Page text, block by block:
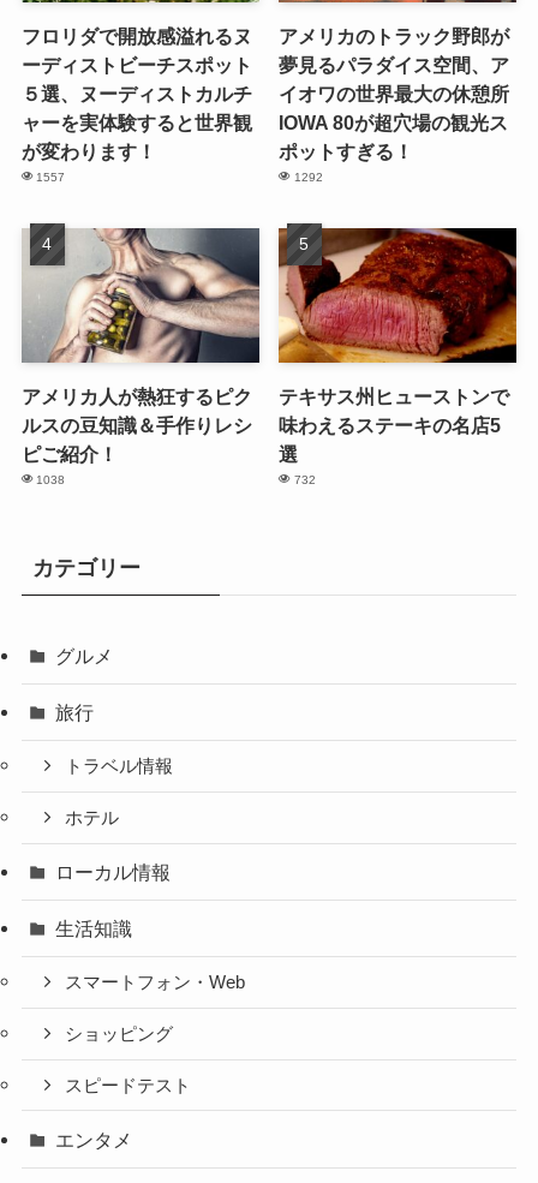
フロリダで開放感溢れるヌ
ーディストビーチスポット
５選、ヌーディストカルチ
ャーを実体験すると世界観
が変わります！
1557
アメリカのトラック野郎が
夢見るパラダイス空間、ア
イオワの世界最大の休憩所
IOWA 80が超穴場の観光ス
ポットすぎる！
1292
アメリカ人が熱狂するピク
ルスの豆知識＆手作りレシ
ピご紹介！
1038
テキサス州ヒューストンで
味わえるステーキの名店5
選
732
カテゴリー
グルメ
旅行
トラベル情報
ホテル
ローカル情報
生活知識
スマートフォン・Web
ショッピング
スピードテスト
エンタメ